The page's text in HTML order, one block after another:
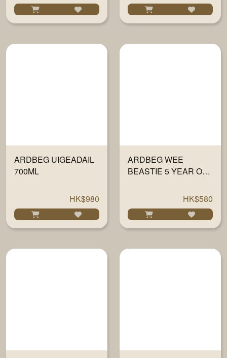
ARDBEG UIGEADAIL
700ML
HK$980
ARDBEG WEE
BEASTIE 5 YEAR OLD
HK$580